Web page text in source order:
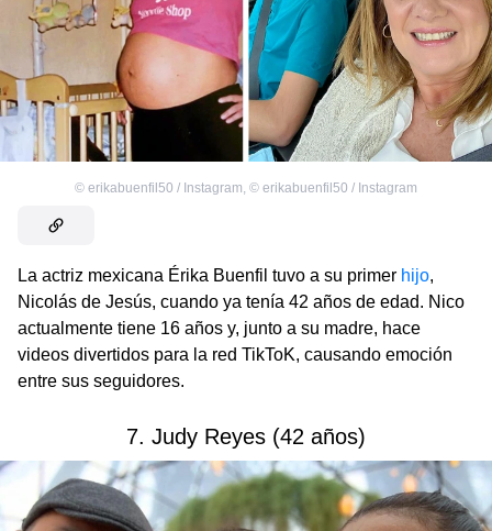
© erikabuenfil50 / Instagram, © erikabuenfil50 / Instagram
La actriz mexicana Érika Buenfil tuvo a su primer hijo,
Nicolás de Jesús, cuando ya tenía 42 años de edad. Nico
actualmente tiene 16 años y, junto a su madre, hace
videos divertidos para la red TikToK, causando emoción
entre sus seguidores.
7. Judy Reyes (42 años)